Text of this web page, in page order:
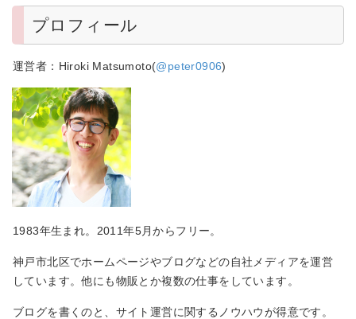
プロフィール
運営者：Hiroki Matsumoto(@peter0906)
1983年生まれ。2011年5月からフリー。
神戸市北区でホームページやブログなどの自社メディアを運営
しています。他にも物販とか複数の仕事をしています。
ブログを書くのと、サイト運営に関するノウハウが得意です。